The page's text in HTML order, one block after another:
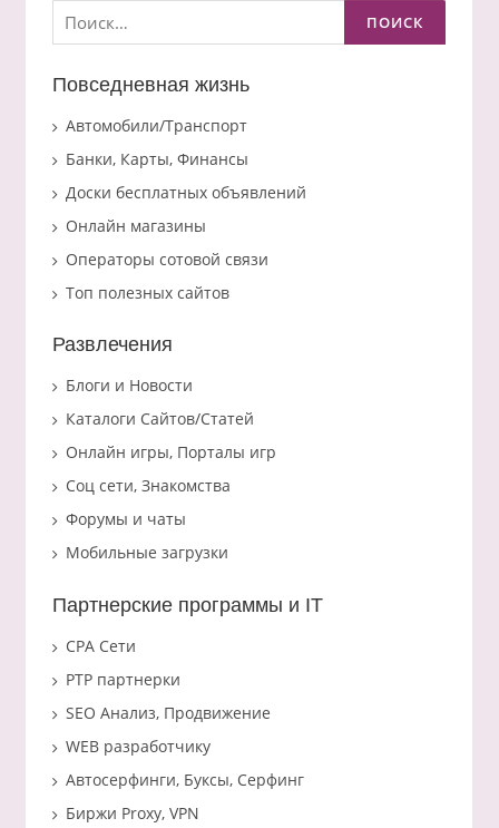
Найти:
Повседневная жизнь
Автомобили/Транспорт
Банки, Карты, Финансы
Доски бесплатных объявлений
Онлайн магазины
Операторы сотовой связи
Топ полезных сайтов
Развлечения
Блоги и Новости
Каталоги Сайтов/Статей
Онлайн игры, Порталы игр
Соц сети, Знакомства
Форумы и чаты
Мобильные загрузки
Партнерские программы и IT
CPA Сети
PTP партнерки
SEO Анализ, Продвижение
WEB разработчику
Автосерфинги, Буксы, Серфинг
Биржи Proxy, VPN